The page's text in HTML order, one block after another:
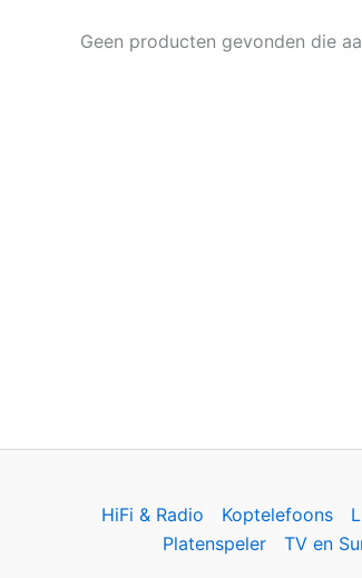
Geen producten gevonden die
HiFi & Radio Koptelefoons
Platenspeler
TV en